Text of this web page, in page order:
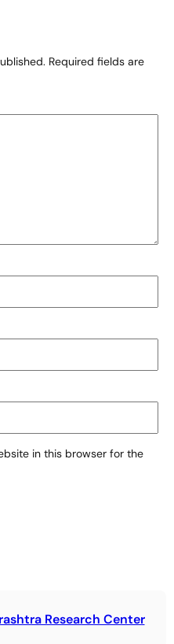
Required fields are
in this browser for the
Research Center